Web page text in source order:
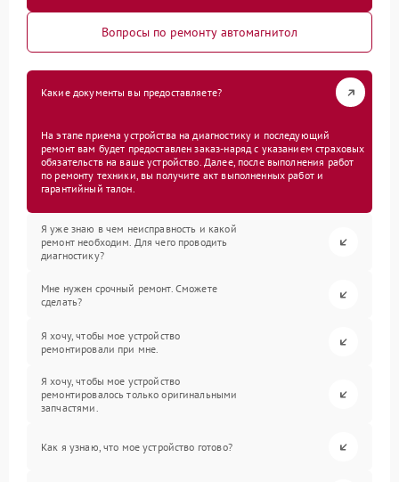
Вопросы по ремонту автомагнитол
Какие документы вы предоставляете?
На этапе приема устройства на диагностику и последующий
ремонт вам будет предоставлен заказ-наряд с указанием страховых
обязательств на ваше устройство. Далее, после выполнения работ
по ремонту техники, вы получите акт выполненных работ и
гарантийный талон.
Я уже знаю в чем неисправность и какой
ремонт необходим. Для чего проводить
диагностику?
Мне нужен срочный ремонт. Сможете
сделать?
Я хочу, чтобы мое устройство
ремонтировали при мне.
Я хочу, чтобы мое устройство
ремонтировалось только оригинальными
запчастями.
Как я узнаю, что мое устройство готово?